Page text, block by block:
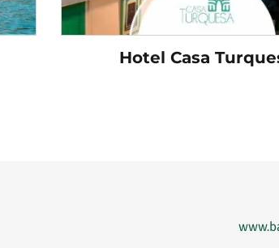
Hotel Casa